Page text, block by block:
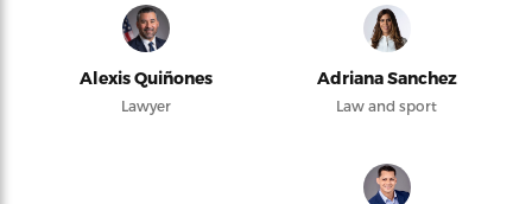
Alexis Quiñones
Lawyer
Adriana Sanchez
Law and sport